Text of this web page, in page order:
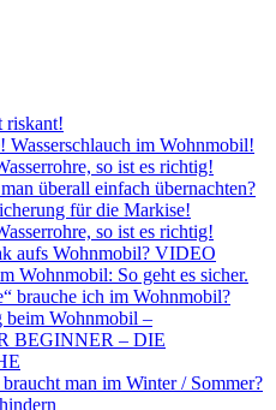
riskant!
Wasserschlauch im Wohnmobil!
so ist es richtig!
überall einfach übernachten?
für die Markise!
so ist es richtig!
aufs Wohnmobil? VIDEO
Wohnmobil: So geht es sicher.
brauche ich im Wohnmobil?
beim Wohnmobil –
BEGINNER – DIE
man im Winter / Sommer?